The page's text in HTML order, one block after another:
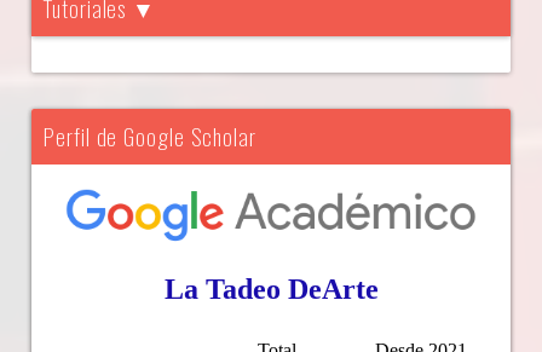
Tutoriales ▼
Perfil de Google Scholar